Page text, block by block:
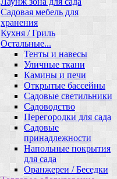
Садовая мебель для
хранения
Кухня / Гриль
Остальные...
Тенты и навесы
Уличные ткани
Камины и печи
Открытые бассейны
Садовые светильники
Садоводство
Перегородки для сада
Садовые
принадлежности
Напольные покрытия
для сада
Оранжереи / Беседки